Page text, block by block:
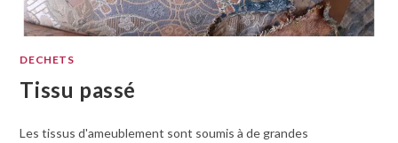
DECHETS
Tissu passé
Les tissus d'ameublement sont soumis à de grandes